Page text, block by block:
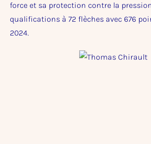
force et sa protection contre la
qualifications à 72 flèches avec 676
2024.